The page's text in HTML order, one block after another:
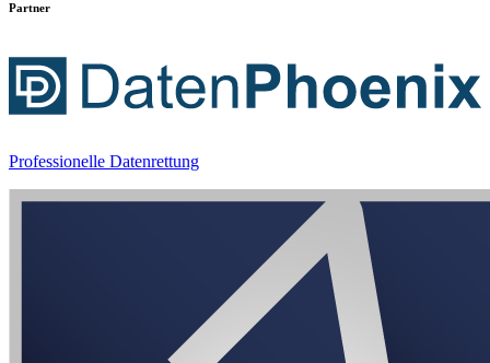
Partner
Professionelle Datenrettung